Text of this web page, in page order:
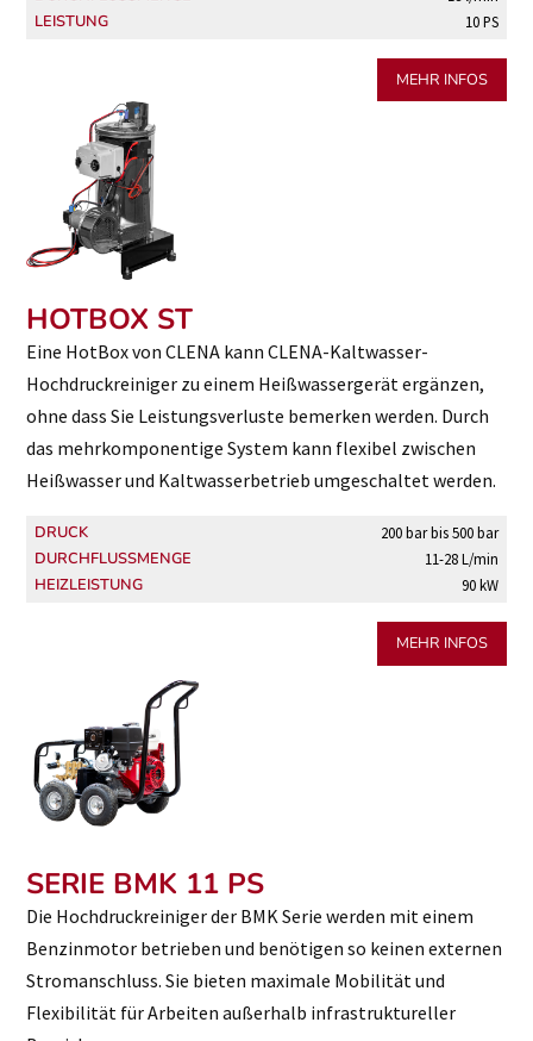
LEISTUNG 10 PS
MEHR INFOS
HOTBOX ST
Eine HotBox von CLENA kann CLENA-Kaltwasser-
Hochdruckreiniger zu einem Heißwassergerät ergänzen,
ohne dass Sie Leistungsverluste bemerken werden. Durch
das mehrkomponentige System kann flexibel zwischen
Heißwasser und Kaltwasserbetrieb umgeschaltet werden.
DRUCK 200 bar bis 500 bar
DURCHFLUSSMENGE 11-28 L/min
HEIZLEISTUNG 90 kW
MEHR INFOS
SERIE BMK 11 PS
Die Hochdruckreiniger der BMK Serie werden mit einem
Benzinmotor betrieben und benötigen so keinen externen
Stromanschluss. Sie bieten maximale Mobilität und
Flexibilität für Arbeiten außerhalb infrastruktureller